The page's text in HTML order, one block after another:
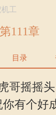
工
第111章
目录
哥摇摇
有个好